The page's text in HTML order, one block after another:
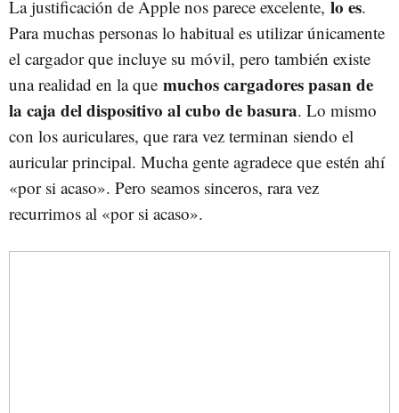
La justificación de Apple nos parece excelente, lo es.
Para muchas personas lo habitual es utilizar únicamente
el cargador que incluye su móvil, pero también existe
una realidad en la que muchos cargadores pasan de
la caja del dispositivo al cubo de basura. Lo mismo
con los auriculares, que rara vez terminan siendo el
auricular principal. Mucha gente agradece que estén ahí
«por si acaso». Pero seamos sinceros, rara vez
recurrimos al «por si acaso».